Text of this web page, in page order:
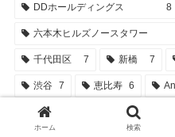
DDホールディングス 8
六本木ヒルズノースタワー
千代田区 7 新橋 7
渋谷 7 恵比寿 6
表参道ヒルズ 寿司
ホーム 検索